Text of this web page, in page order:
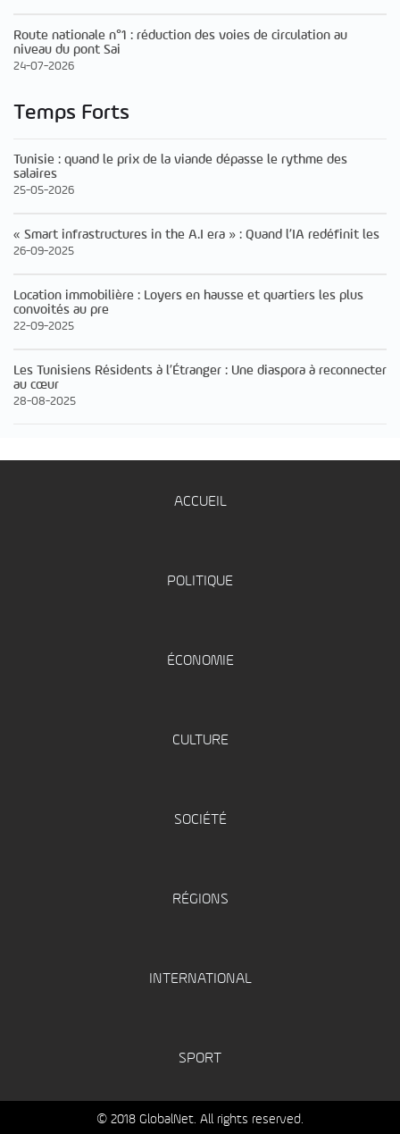
Route nationale n°1 : réduction des voies de circulation au
niveau du pont Sai
24-07-2026
Temps Forts
Tunisie : quand le prix de la viande dépasse le rythme des
salaires
25-05-2026
« Smart infrastructures in the A.I era » : Quand l’IA redéfinit les
26-09-2025
Location immobilière : Loyers en hausse et quartiers les plus
convoités au pre
22-09-2025
Les Tunisiens Résidents à l’Étranger : Une diaspora à reconnecter
au cœur
28-08-2025
ACCUEIL
POLITIQUE
ÉCONOMIE
CULTURE
SOCIÉTÉ
RÉGIONS
INTERNATIONAL
SPORT
© 2018 GlobalNet. All rights reserved.